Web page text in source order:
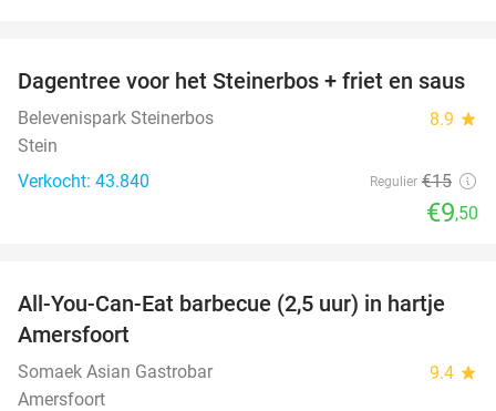
37%
Dagentree voor het Steinerbos + friet en saus
Belevenispark Steinerbos 8.9 star
Stein
Verkocht: 43.840
Regulier €15
€9,50
25%
All-You-Can-Eat barbecue (2,5 uur) in hartje
Amersfoort
Somaek Asian Gastrobar 9.4 star
Amersfoort